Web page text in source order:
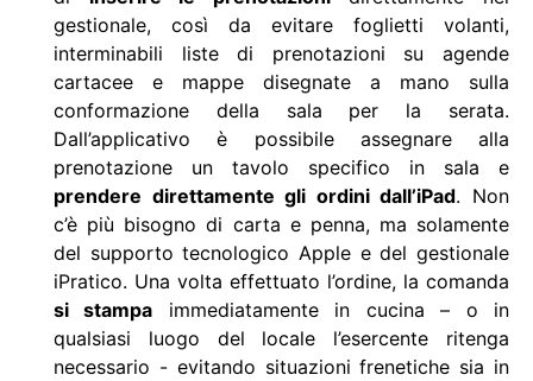
gestionale, così da evitare foglietti volanti,
interminabili liste di prenotazioni su agende
cartacee e mappe disegnate a mano sulla
conformazione della sala per la serata.
Dall’applicativo è possibile assegnare alla
prenotazione un tavolo specifico in sala e
prendere direttamente gli ordini dall’iPad. Non
c’è più bisogno di carta e penna, ma solamente
del supporto tecnologico Apple e del gestionale
iPratico. Una volta effettuato l’ordine, la comanda
si stampa immediatamente in cucina – o in
qualsiasi luogo del locale l’esercente ritenga
necessario - evitando situazioni frenetiche sia in